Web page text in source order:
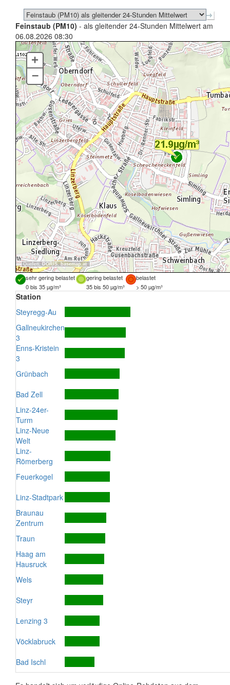
Feinstaub (PM10) - als gleitender 24-Stunden Mittelwert am
06.08.2026 08:30
Quellen: DORIS, basemap.at
+
–
sehr gering belastet gering belastet
belastet
0 bis 35 µg/m³
35 bis 50 µg/m³ > 50 µg/m³
Station
Steyregg-Au
Gallneukirchen
3
Enns-Kristein
3
Grünbach
Bad Zell
Linz-24er-
Turm
Linz-Neue
Welt
Linz-
Römerberg
Feuerkogel
Linz-Stadtpark
Braunau
Zentrum
Traun
Haag am
Hausruck
Wels
Steyr
Lenzing 3
Vöcklabruck
Bad Ischl